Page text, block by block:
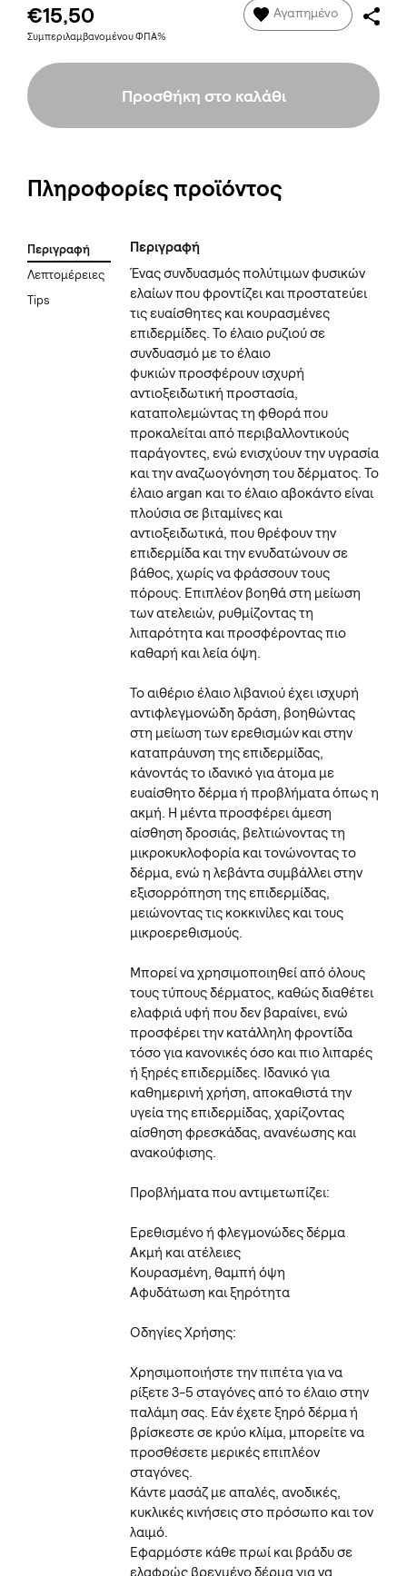
€15,50
Συμπεριλαμβανομένου ΦΠΑ%
Αγαπημένο
Προσθήκη στο καλάθι
Πληροφορίες προϊόντος
Περιγραφή
Λεπτομέρειες
Tips
Περιγραφή
Ένας συνδυασμός πολύτιμων φυσικών
ελαίων που φροντίζει και προστατεύει
τις ευαίσθητες και κουρασμένες
επιδερμίδες. Το έλαιο ρυζιού σε
συνδυασμό με το έλαιο
φυκιών προσφέρουν ισχυρή
αντιοξειδωτική προστασία,
καταπολεμώντας τη φθορά που
προκαλείται από περιβαλλοντικούς
παράγοντες, ενώ ενισχύουν την υγρασία
και την αναζωογόνηση του δέρματος. Το
έλαιο argan και το έλαιο αβοκάντο είναι
πλούσια σε βιταμίνες και
αντιοξειδωτικά, που θρέφουν την
επιδερμίδα και την ενυδατώνουν σε
βάθος, χωρίς να φράσσουν τους
πόρους. Επιπλέον βοηθά στη μείωση
των ατελειών, ρυθμίζοντας τη
λιπαρότητα και προσφέροντας πιο
καθαρή και λεία όψη.
Το αιθέριο έλαιο λιβανιού έχει ισχυρή
αντιφλεγμονώδη δράση, βοηθώντας
στη μείωση των ερεθισμών και στην
καταπράυνση της επιδερμίδας,
κάνοντάς το ιδανικό για άτομα με
ευαίσθητο δέρμα ή προβλήματα όπως η
ακμή. Η μέντα προσφέρει άμεση
αίσθηση δροσιάς, βελτιώνοντας τη
μικροκυκλοφορία και τονώνοντας το
δέρμα, ενώ η λεβάντα συμβάλλει στην
εξισορρόπηση της επιδερμίδας,
μειώνοντας τις κοκκινίλες και τους
μικροερεθισμούς.
Μπορεί να χρησιμοποιηθεί από όλους
τους τύπους δέρματος, καθώς διαθέτει
ελαφριά υφή που δεν βαραίνει, ενώ
προσφέρει την κατάλληλη φροντίδα
τόσο για κανονικές όσο και πιο λιπαρές
ή ξηρές επιδερμίδες. Ιδανικό για
καθημερινή χρήση, αποκαθιστά την
υγεία της επιδερμίδας, χαρίζοντας
αίσθηση φρεσκάδας, ανανέωσης και
ανακούφισης.
Προβλήματα που αντιμετωπίζει:
Ερεθισμένο ή φλεγμονώδες δέρμα
Ακμή και ατέλειες
Κουρασμένη, θαμπή όψη
Αφυδάτωση και ξηρότητα
Οδηγίες Χρήσης:
Χρησιμοποιήστε την πιπέτα για να
ρίξετε 3-5 σταγόνες από το έλαιο στην
παλάμη σας. Εάν έχετε ξηρό δέρμα ή
βρίσκεστε σε κρύο κλίμα, μπορείτε να
προσθέσετε μερικές επιπλέον
σταγόνες.
Κάντε μασάζ με απαλές, ανοδικές,
κυκλικές κινήσεις στο πρόσωπο και τον
λαιμό.
Εφαρμόστε κάθε πρωί και βράδυ σε